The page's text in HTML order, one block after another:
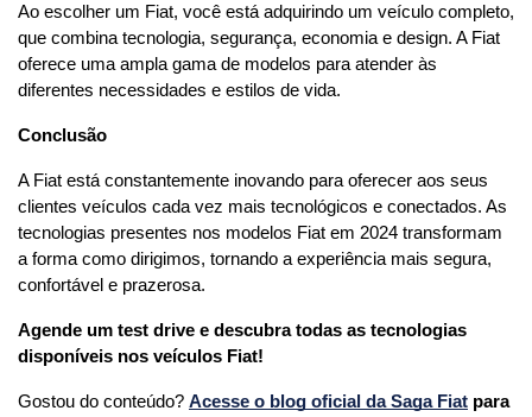
Ao escolher um Fiat, você está adquirindo um veículo completo,
que combina tecnologia, segurança, economia e design. A Fiat
oferece uma ampla gama de modelos para atender às
diferentes necessidades e estilos de vida.
Conclusão
A Fiat está constantemente inovando para oferecer aos seus
clientes veículos cada vez mais tecnológicos e conectados. As
tecnologias presentes nos modelos Fiat em 2024 transformam
a forma como dirigimos, tornando a experiência mais segura,
confortável e prazerosa.
Agende um test drive e descubra todas as tecnologias
disponíveis nos veículos Fiat!
Gostou do conteúdo? Acesse o blog oficial da Saga Fiat para